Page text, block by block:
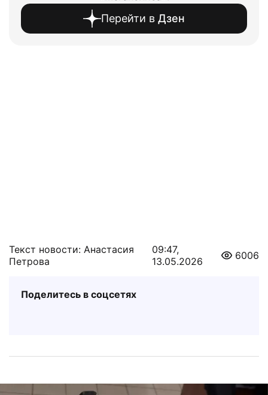
Перейти в Дзен
Текст новости: Анастасия
Петрова
09:47,
13.05.2026
6006
Поделитесь в соцсетях